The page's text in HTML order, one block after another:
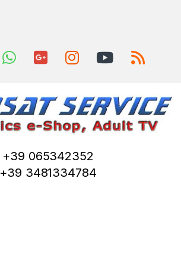
+39 065342352
+39 3481334784